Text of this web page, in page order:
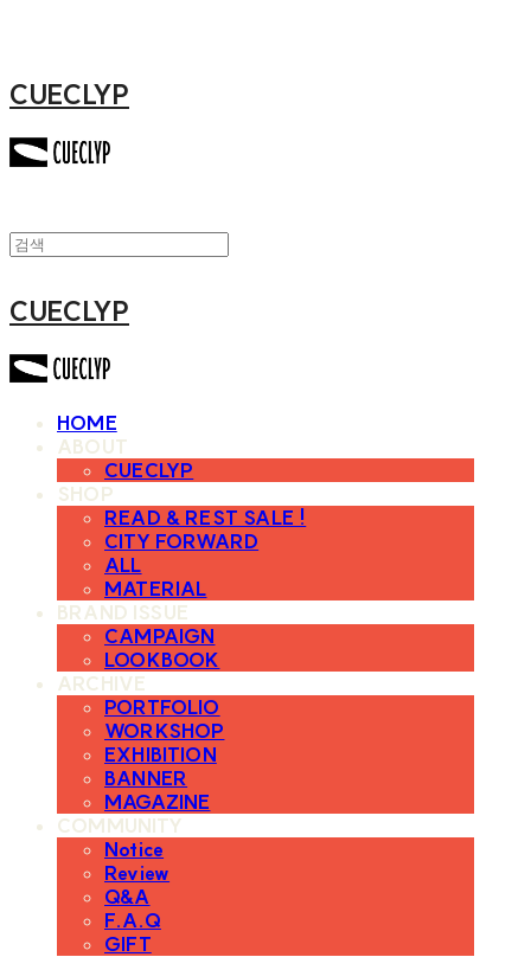
CUECLYP
CUECLYP
HOME
ABOUT
CUECLYP
SHOP
READ & REST SALE !
CITY FORWARD
ALL
MATERIAL
BRAND ISSUE
CAMPAIGN
LOOKBOOK
ARCHIVE
PORTFOLIO
WORKSHOP
EXHIBITION
BANNER
MAGAZINE
COMMUNITY
Notice
Review
Q&A
F.A.Q
GIFT